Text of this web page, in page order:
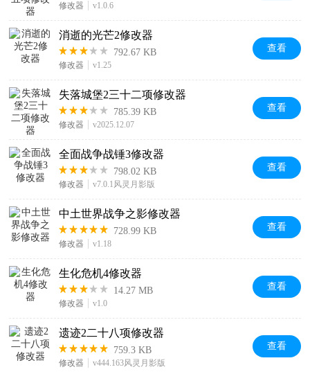
修改器 v1.0.6
消逝的光芒2修改器
792.67 KB
修改器 v1.25
查看
失落城堡2三十二项修改器
785.39 KB
修改器 v2025.12.07
查看
全面战争战锤3修改器
798.02 KB
修改器 v7.0.1风灵月影版
查看
中土世界战争之影修改器
728.99 KB
修改器 v1.18
查看
生化危机4修改器
14.27 MB
修改器 v1.0
查看
遗迹2二十八项修改器
759.3 KB
修改器 v444.163风灵月影版
查看